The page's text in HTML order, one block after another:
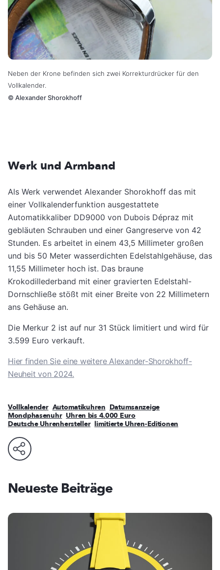
Neben der Krone befinden sich zwei Korrekturdrücker für den
Vollkalender.
© Alexander Shorokhoff
Werk und Armband
Als Werk verwendet Alexander Shorokhoff das mit
einer Vollkalenderfunktion ausgestattete
Automatikkaliber DD9000 von Dubois Dépraz mit
gebläuten Schrauben und einer Gangreserve von 42
Stunden. Es arbeitet in einem 43,5 Millimeter großen
und bis 50 Meter wasserdichten Edelstahlgehäuse, das
11,55 Millimeter hoch ist. Das braune
Krokodillederband mit einer gravierten Edelstahl-
Dornschließe stößt mit einer Breite von 22 Millimetern
ans Gehäuse an.
Die Merkur 2 ist auf nur 31 Stück limitiert und wird für
3.599 Euro verkauft.
Hier finden Sie eine weitere Alexander-Shorokhoff-
Neuheit von 2024.
Vollkalender Automatikuhren Datumsanzeige
Mondphasenuhr Uhren bis 4.000 Euro
Deutsche Uhrenhersteller limitierte Uhren-Editionen
Neueste Beiträge